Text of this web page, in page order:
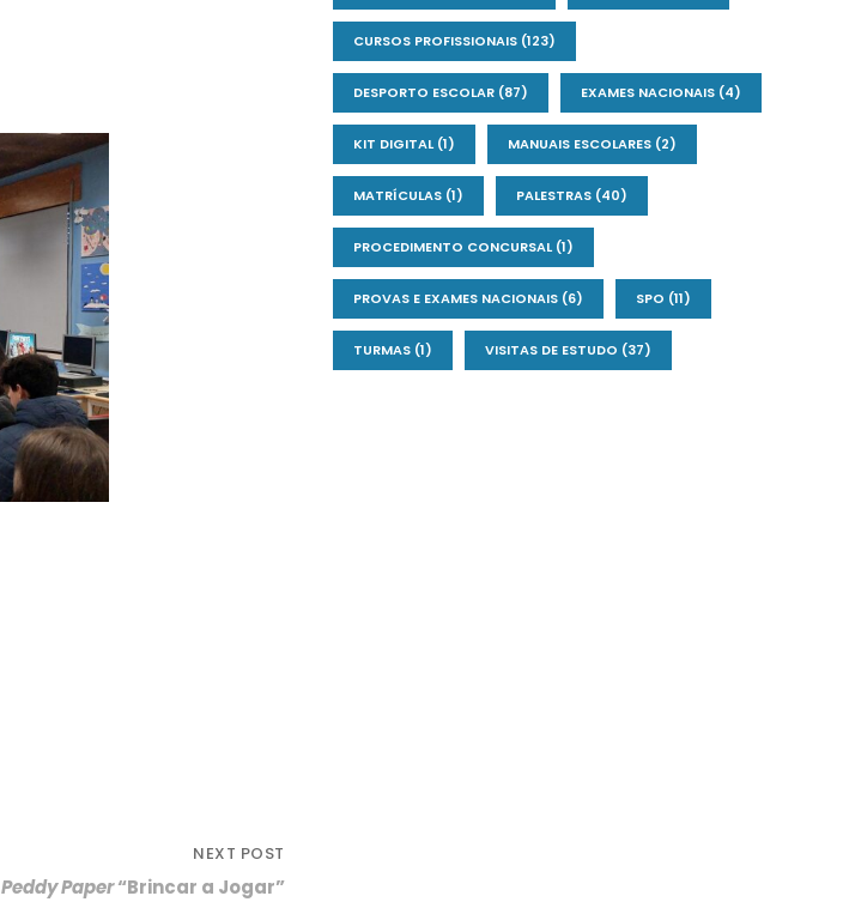
NEXT POST
Peddy Paper“Brincar a Jogar”
CURSOS PROFISSIONAIS(123)
DESPORTO ESCOLAR(87) EXAMES NACIONAIS(4)
KIT DIGITAL(1) MANUAIS ESCOLARES(2)
MATRÍCULAS(1) PALESTRAS(40)
PROCEDIMENTO CONCURSAL(1)
PROVAS E EXAMES NACIONAIS(6) SPO (11)
TURMAS(1) VISITAS DE ESTUDO (37)